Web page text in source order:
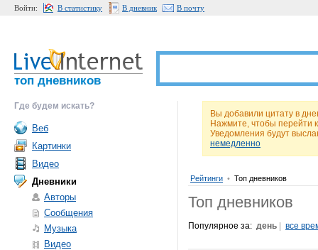
Войти: В статистику В дневник В почту
топ дневников
Вы добавили цитату в
Нажмите, чтобы перейти
Уведомления будут
немедленно
Рейтинги • Топ дневников
Топ дневников
Популярное за: день все
Где будем искать?
Веб
Картинки
Видео
Дневники
Авторы
Сообщения
Музыка
Видео